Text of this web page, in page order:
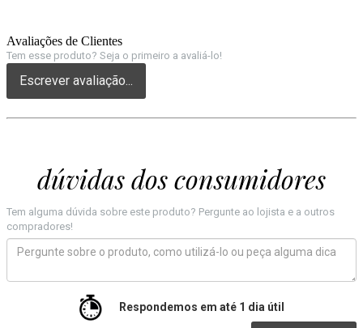
Avaliações de Clientes
Tem esse produto? Seja o primeiro a avaliá-lo!
Escrever avaliação...
dúvidas dos consumidores
Tem alguma dúvida sobre este produto? Pergunte ao lojista e a outros
compradores!
Respondemos em até 1 dia útil